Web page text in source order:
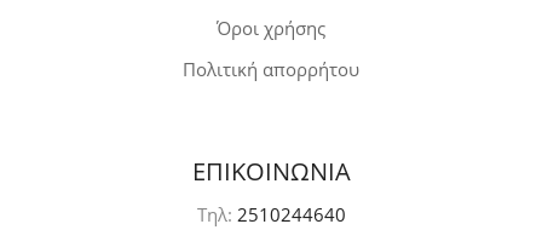
Όροι χρήσης
Πολιτική απορρήτου
ΕΠΙΚΟΙΝΩΝΙΑ
Τηλ: 2510244640